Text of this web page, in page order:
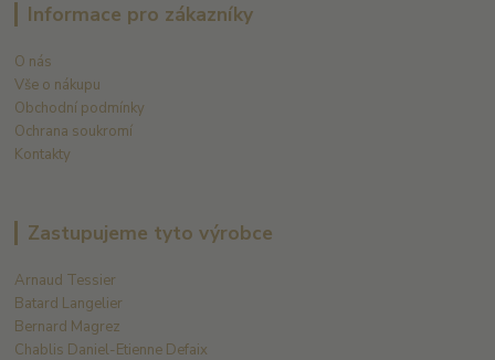
Informace pro zákazníky
O nás
Vše o nákupu
Obchodní podmínky
Ochrana soukromí
Kontakty
Zastupujeme tyto výrobce
Arnaud Tessier
Batard Langelier
Bernard Magrez
Chablis Daniel-Etienne Defaix